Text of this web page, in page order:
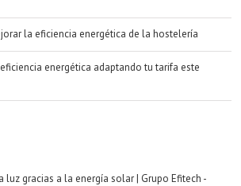
la eficiencia energética de la hostelería
energética adaptando tu tarifa este
luz gracias a la energía solar | Grupo Efitech -